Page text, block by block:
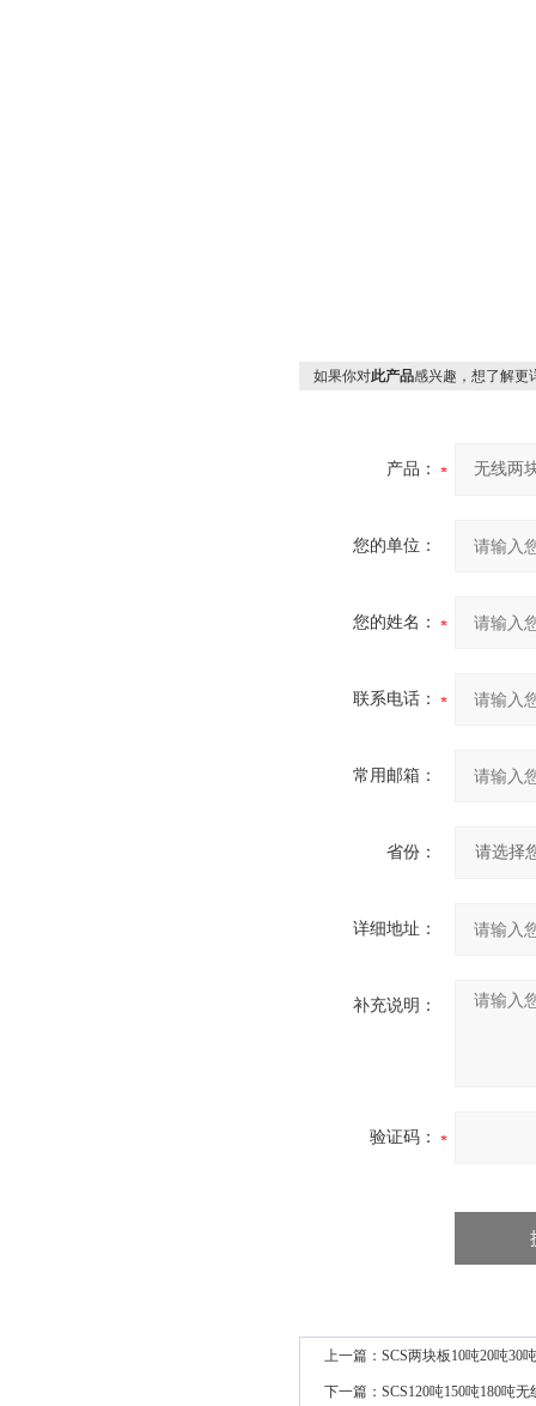
如果你对此产品感兴趣，想了解更
产品：
您的单位：
您的姓名：
联系电话：
常用邮箱：
省份：
详细地址：
补充说明：
验证码：
上一篇： SCS两块板10吨20吨30
下一篇： SCS120吨150吨180吨